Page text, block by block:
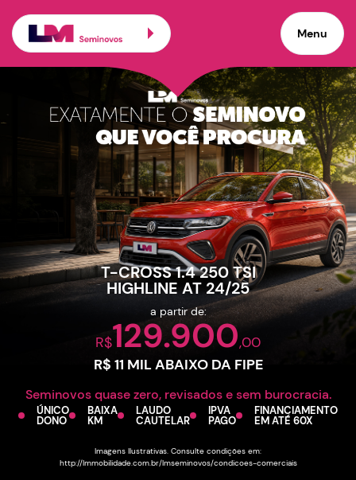
Carros seminovos de
Menu
T-CROSS 1.4 250 TSI
HIGHLINE AT 24/25
a partir de:
R$129.900,00
R$ 11 MIL ABAIXO DA FIPE
Seminovos quase zero, revisados e sem burocracia.
ÚNICO
DONO
BAIXA
KM
LAUDO
CAUTELAR
IPVA
PAGO
FINANCIAMENTO
EM ATÉ 60X
Imagens Ilustrativas. Consulte condições em:
http://lmmobilidade.com.br/lmseminovos/condicoes-comerciais
×
Veículos promocionais